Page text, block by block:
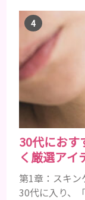
も違いますし
はどんな病気
のやしこりが
存知の方もい
う、と読みま
す。表皮は
30代におす
く厳選アイ
第1章：スキ
30代に入り、